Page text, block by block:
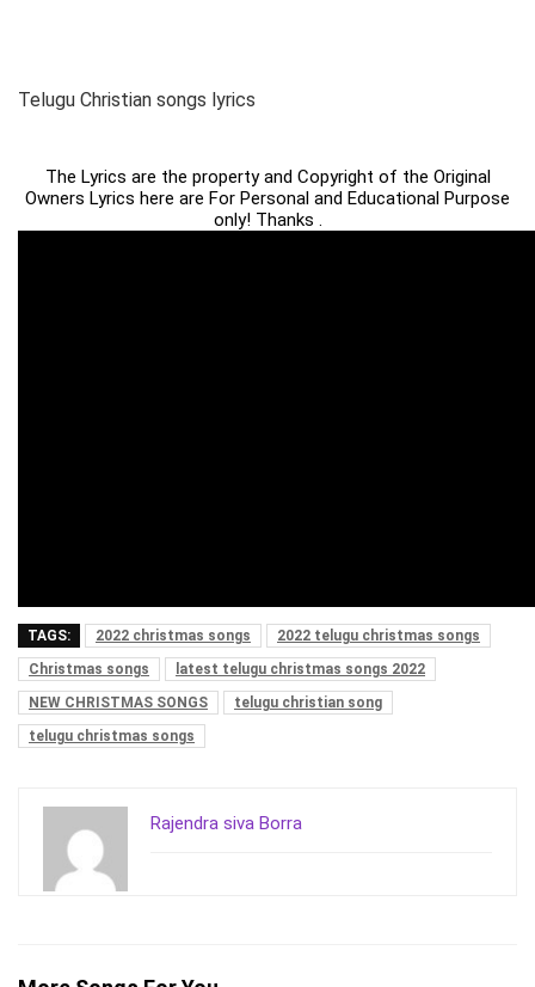
Telugu Christian songs lyrics
The Lyrics are the property and Copyright of the Original
Owners Lyrics here are For Personal and Educational Purpose
only! Thanks .
TAGS: 2022 christmas songs
2022 telugu christmas songs
Christmas songs
latest telugu christmas songs 2022
NEW CHRISTMAS SONGS
telugu christian song
telugu christmas songs
Rajendra siva Borra